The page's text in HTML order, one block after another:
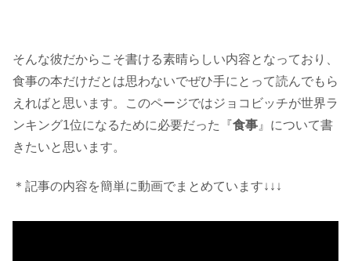
そんな彼だからこそ書ける素晴らしい内容となっており、
食事の本だけだとは思わないでぜひ手にとって読んでもら
えればと思います。このページではジョコビッチが世界ラ
ンキング1位になるために必要だった『食事 』について書
きたいと思います。
＊記事の内容を簡単に動画でまとめています↓↓↓